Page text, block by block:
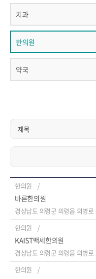
치과
한의원
약국
한의원
바른한의원
경상남도 의령군 의령읍 의병로
한의원
KAIST백세한의원
경상남도 의령군 의령읍 의병로
한의원